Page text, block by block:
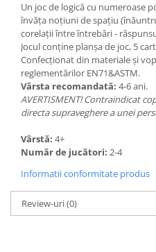
Un joc de logică cu numeroase
învăța noțiuni de spațiu
corelații între întrebări -
Jocul conține planșa de joc, 5
Confecționat din materiale și
reglementărilor EN71&ASTM.
Vârsta recomandată: 4-6 ani.
AVERTISMENT! Contraindicat
directa supraveghere a unei
Vârstă: 4+
Număr de jucători: 2-4
Informatii conformitate produs
Review-uri(0)